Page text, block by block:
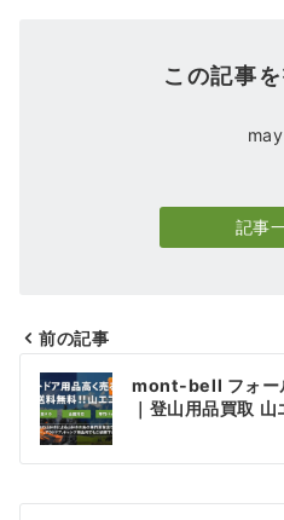
この記事
記事
投
稿
ナ
ビ
前の記事
mont-bell フォー
｜登山用品買取 山